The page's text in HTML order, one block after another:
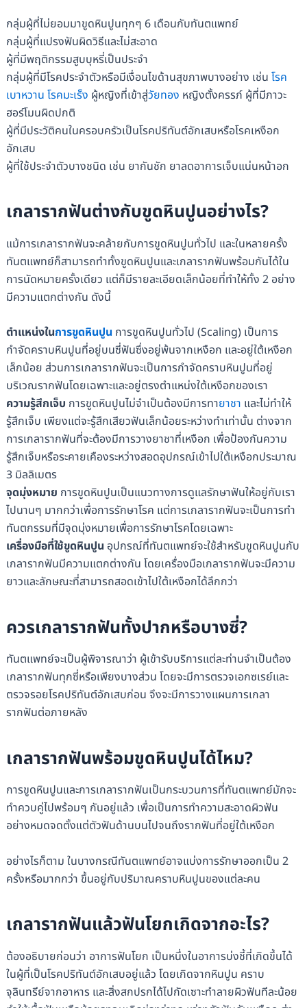
กลุ่มผู้ที่ไม่ยอมมาขูดหินปูนทุกๆ 6 เดือนกับทันตแพทย์
กลุ่มผู้ที่แปรงฟันผิดวิธีและไม่สะอาด
ผู้ที่มีพฤติกรรมสูบบุหรี่เป็นประจำ
กลุ่มผู้ที่มีโรคประจำตัวหรือมีเงื่อนไขด้านสุขภาพบางอย่าง เช่น โรค
เบาหวาน โรคมะเร็ง ผู้หญิงที่เข้าสู่วัยทอง หญิงตั้งครรภ์ ผู้ที่มีภาวะ
ฮอร์โมนผิดปกติ
ผู้ที่มีประวัติคนในครอบครัวเป็นโรคปริทันต์อักเสบหรือโรคเหงือก
อักเสบ
ผู้ที่ใช้ประจำตัวบางชนิด เช่น ยากันชัก ยาลดอาการเจ็บแน่นหน้าอก
เกลารากฟันต่างกับขูดหินปูนอย่างไร?
แม้การเกลารากฟันจะคล้ายกับการขูดหินปูนทั่วไป และในหลายครั้ง
ทันตแพทย์ก็สามารถทำทั้งขูดหินปูนและเกลารากฟันพร้อมกันได้ใน
การนัดหมายครั้งเดียว แต่ก็มีรายละเอียดเล็กน้อยที่ทำให้ทั้ง 2 อย่าง
มีความแตกต่างกัน ดังนี้
ตำแหน่งในการขูดหินปูน การขูดหินปูนทั่วไป (Scaling) เป็นการ
กำจัดคราบหินปูนที่อยู่บนซี่ฟันซึ่งอยู่พ้นจากเหงือก และอยู่ใต้เหงือก
เล็กน้อย ส่วนการเกลารากฟันจะเป็นการกำจัดคราบหินปูนที่อยู่
บริเวณรากฟันโดยเฉพาะและอยู่ตรงตำแหน่งใต้เหงือกของเรา
ความรู้สึกเจ็บ การขูดหินปูนไม่จำเป็นต้องมีการทายาชา และไม่ทำให้
รู้สึกเจ็บ เพียงแต่จะรู้สึกเสียวฟันเล็กน้อยระหว่างทำเท่านั้น ต่างจาก
การเกลารากฟันที่จะต้องมีการวางยาชาที่เหงือก เพื่อป้องกันความ
รู้สึกเจ็บหรือระคายเคืองระหว่างสอดอุปกรณ์เข้าไปใต้เหงือกประมาณ
3 มิลลิเมตร
จุดมุ่งหมาย การขูดหินปูนเป็นแนวทางการดูแลรักษาฟันให้อยู่กับเรา
ไปนานๆ มากกว่าเพื่อการรักษาโรค แต่การเกลารากฟันจะเป็นการทำ
ทันตกรรมที่มีจุดมุ่งหมายเพื่อการรักษาโรคโดยเฉพาะ
เครื่องมือที่ใช้ขูดหินปูน อุปกรณ์ที่ทันตแพทย์จะใช้สำหรับขูดหินปูนกับ
เกลารากฟันมีความแตกต่างกัน โดยเครื่องมือเกลารากฟันจะมีความ
ยาวและลักษณะที่สามารถสอดเข้าไปใต้เหงือกได้ลึกกว่า
ควรเกลารากฟันทั้งปากหรือบางซี่?
ทันตแพทย์จะเป็นผู้พิจารณาว่า ผู้เข้ารับบริการแต่ละท่านจำเป็นต้อง
เกลารากฟันทุกซี่หรือเพียงบางส่วน โดยจะมีการตรวจเอกซเรย์และ
ตรวจรอยโรคปริทันต์อักเสบก่อน จึงจะมีการวางแผนการเกลา
รากฟันต่อภายหลัง
เกลารากฟันพร้อมขูดหินปูนได้ไหม?
การขูดหินปูนและการเกลารากฟันเป็นกระบวนการที่ทันตแพทย์มักจะ
ทำควบคู่ไปพร้อมๆ กันอยู่แล้ว เพื่อเป็นการทำความสะอาดผิวฟัน
อย่างหมดจดตั้งแต่ตัวฟันด้านบนไปจนถึงรากฟันที่อยู่ใต้เหงือก
อย่างไรก็ตาม ในบางกรณีทันตแพทย์อาจแบ่งการรักษาออกเป็น 2
ครั้งหรือมากกว่า ขึ้นอยู่กับปริมาณคราบหินปูนของแต่ละคน
เกลารากฟันแล้วฟันโยกเกิดจากอะไร?
ต้องอธิบายก่อนว่า อาการฟันโยก เป็นหนึ่งในอาการบ่งชี้ที่เกิดขึ้นได้
ในผู้ที่เป็นโรคปริทันต์อักเสบอยู่แล้ว โดยเกิดจากหินปูน คราบ
จุลินทรีย์จากอาหาร และสิ่งสกปรกได้ไปกัดเซาะทำลายผิวฟันทีละน้อย